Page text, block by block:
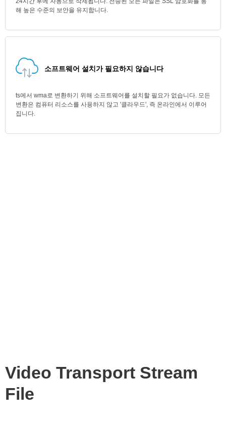
해 높은 수준의 보안을 유지합니다.
소프트웨어 설치가 필요하지 않습니다
ts에서 wma로 변환하기 위해 소프트웨어를 설치할 필요가 없습니다. 모든
변환은 컴퓨터 리소스를 사용하지 않고 '클라우드', 즉 온라인에서 이루어
집니다.
Video Transport Stream
File